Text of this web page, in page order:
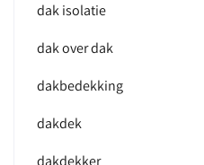
dak isolatie
dak over dak
dakbedekking
dakdek
dakdekker